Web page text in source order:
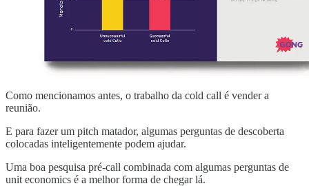
Como mencionamos antes, o trabalho da cold call é vender a
reunião.
E para fazer um pitch matador, algumas perguntas de descoberta
colocadas inteligentemente podem ajudar.
Uma boa pesquisa pré-call combinada com algumas perguntas de
unit economics é a melhor forma de chegar lá.